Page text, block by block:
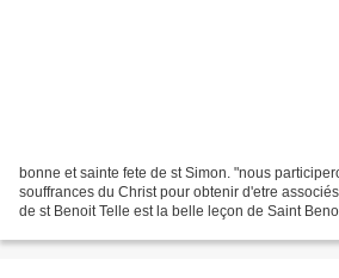
bonne et sainte fete de st Simon. "nous
souffrances du Christ pour obtenir d'etre
de st Benoit Telle est la belle leçon de Saint